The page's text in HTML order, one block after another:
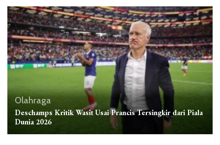
Olahraga
Deschamps Kritik Wasit Usai Prancis Tersingkir dari Piala
Dunia 2026